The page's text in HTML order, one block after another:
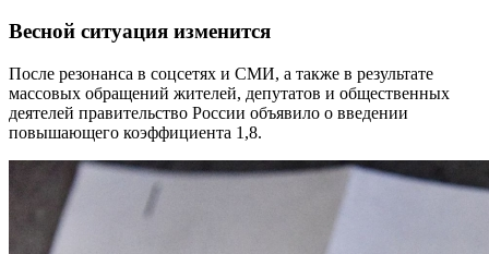
Весной ситуация изменится
После резонанса в соцсетях и СМИ, а также в результате
массовых обращений жителей, депутатов и общественных
деятелей правительство России объявило о введении
повышающего коэффициента 1,8.